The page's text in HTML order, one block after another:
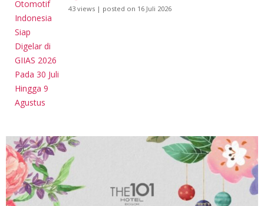
43 views | posted on 16 Juli 2026